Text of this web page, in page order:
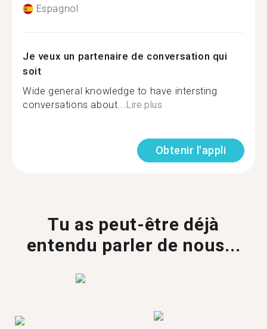
Espagnol
Je veux un partenaire de conversation qui
soit
Wide general knowledge to have intersting
conversations about...Lire plus
Obtenir l'appli
Tu as peut-être déjà
entendu parler de nous...